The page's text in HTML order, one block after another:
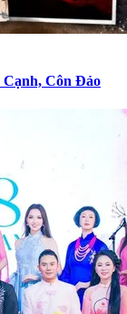
Cạnh, Côn Đảo